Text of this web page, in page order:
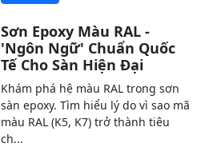
Sơn Epoxy Màu RAL -
'Ngôn Ngữ' Chuẩn Quốc
Tế Cho Sàn Hiện Đại
Khám phá hệ màu RAL trong sơn
sàn epoxy. Tìm hiểu lý do vì sao mã
màu RAL (K5, K7) trở thành tiêu
ch...